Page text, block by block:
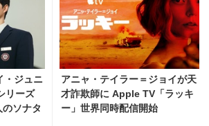
・ジュニ
リーズ
のソナタ
アニャ・テイラー＝ジョイが天
才詐欺師に Apple TV「ラッキ
ー」世界同時配信開始